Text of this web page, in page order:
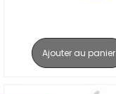
Ajouter au panier